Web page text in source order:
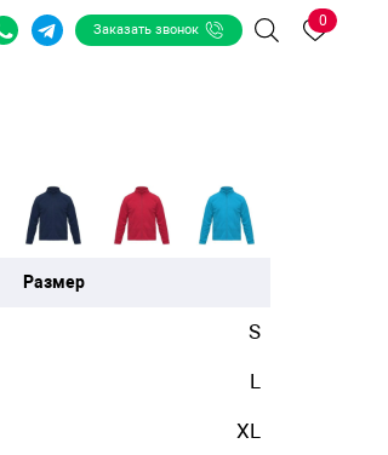
Заказать звонок
Поиск
0
Размер
S
L
XL